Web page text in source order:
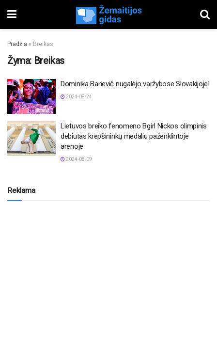
Pradžia » Breikas
Žyma: Breikas
Dominika Banevič nugalėjo varžybose Slovakijoje!
2024-08-24
Lietuvos breiko fenomeno Bgirl Nickos olimpinis
debiutas krepšininkų medaliu paženklintoje
arenoje
2024-08-09
Reklama